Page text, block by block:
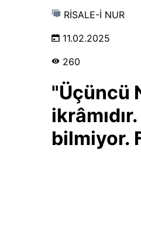
RİSALE-İ NUR
11.02.2025
260
"Üçüncü
bilmiyor.